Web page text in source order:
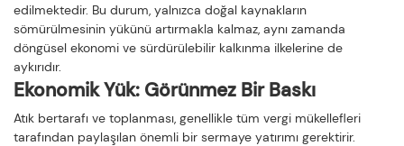
edilmektedir. Bu durum, yalnızca doğal kaynakların
sömürülmesinin yükünü artırmakla kalmaz, aynı zamanda
döngüsel ekonomi ve sürdürülebilir kalkınma ilkelerine de
aykırıdır.
Ekonomik Yük: Görünmez Bir Baskı
Atık bertarafı ve toplanması, genellikle tüm vergi mükellefleri
tarafından paylaşılan önemli bir sermaye yatırımı gerektirir.